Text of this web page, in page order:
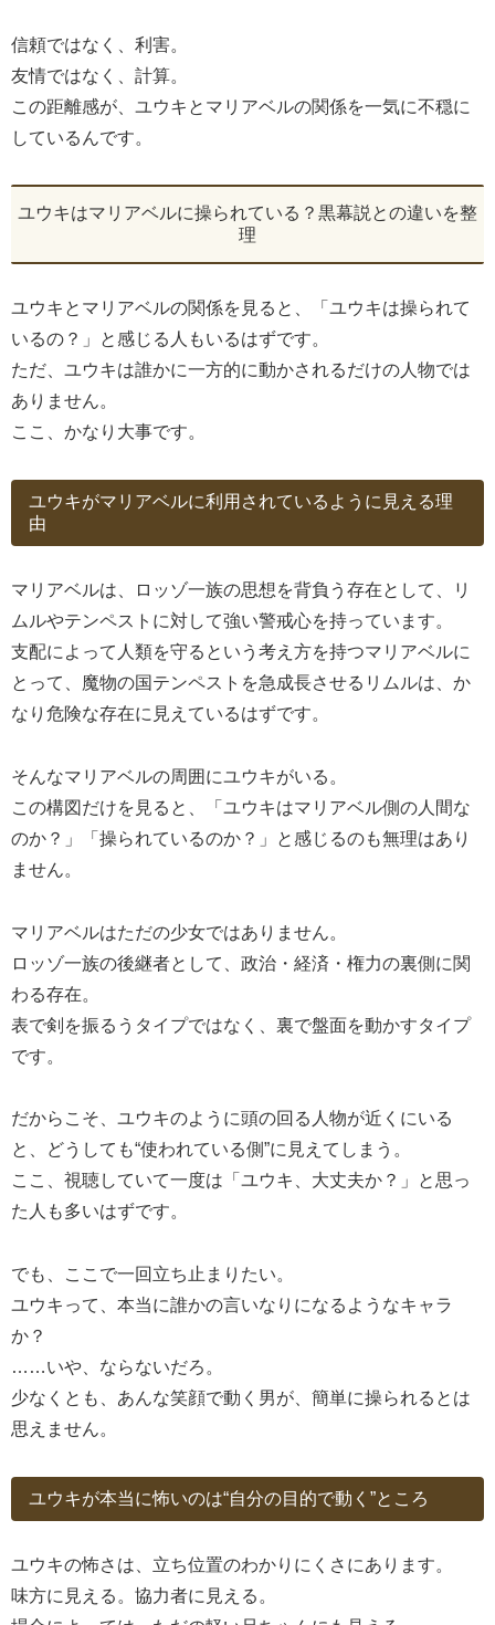
信頼ではなく、利害。
友情ではなく、計算。
この距離感が、ユウキとマリアベルの関係を一気に不穏に
しているんです。
ユウキはマリアベルに操られている？黒幕説との違いを整
理
ユウキとマリアベルの関係を見ると、「ユウキは操られて
いるの？」と感じる人もいるはずです。
ただ、ユウキは誰かに一方的に動かされるだけの人物では
ありません。
ここ、かなり大事です。
ユウキがマリアベルに利用されているように見える理
由
マリアベルは、ロッゾ一族の思想を背負う存在として、リ
ムルやテンペストに対して強い警戒心を持っています。
支配によって人類を守るという考え方を持つマリアベルに
とって、魔物の国テンペストを急成長させるリムルは、か
なり危険な存在に見えているはずです。
そんなマリアベルの周囲にユウキがいる。
この構図だけを見ると、「ユウキはマリアベル側の人間な
のか？」「操られているのか？」と感じるのも無理はあり
ません。
マリアベルはただの少女ではありません。
ロッゾ一族の後継者として、政治・経済・権力の裏側に関
わる存在。
表で剣を振るうタイプではなく、裏で盤面を動かすタイプ
です。
だからこそ、ユウキのように頭の回る人物が近くにいる
と、どうしても“使われている側”に見えてしまう。
ここ、視聴していて一度は「ユウキ、大丈夫か？」と思っ
た人も多いはずです。
でも、ここで一回立ち止まりたい。
ユウキって、本当に誰かの言いなりになるようなキャラ
か？
……いや、ならないだろ。
少なくとも、あんな笑顔で動く男が、簡単に操られるとは
思えません。
ユウキが本当に怖いのは“自分の目的で動く”ところ
ユウキの怖さは、立ち位置のわかりにくさにあります。
味方に見える。協力者に見える。